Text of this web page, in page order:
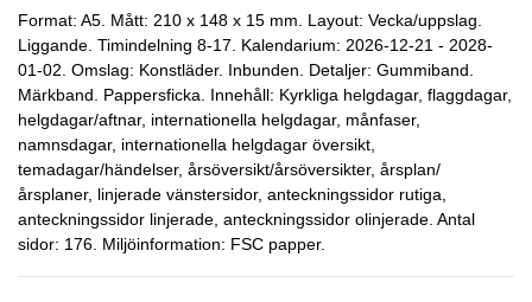
Format: A5. Mått: 210 x 148 x 15 mm. Layout: Vecka/uppslag.
Liggande. Timindelning 8-17. Kalendarium: 2026-12-21 - 2028-
01-02. Omslag: Konstläder. Inbunden. Detaljer: Gummiband.
Märkband. Pappersficka. Innehåll: Kyrkliga helgdagar, flaggdagar,
helgdagar/aftnar, internationella helgdagar, månfaser,
namnsdagar, internationella helgdagar översikt,
temadagar/händelser, årsöversikt/årsöversikter, årsplan/
årsplaner, linjerade vänstersidor, anteckningssidor rutiga,
anteckningssidor linjerade, anteckningssidor olinjerade. Antal
sidor: 176. Miljöinformation: FSC papper.